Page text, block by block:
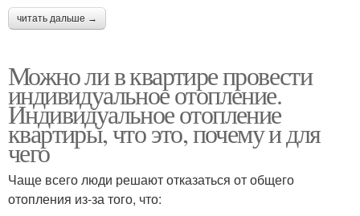
читать дальше →
Можно ли в квартире провести
индивидуальное отопление.
Индивидуальное отопление
квартиры, что это, почему и для
чего
Чаще всего люди решают отказаться от общего
отопления из-за того, что: